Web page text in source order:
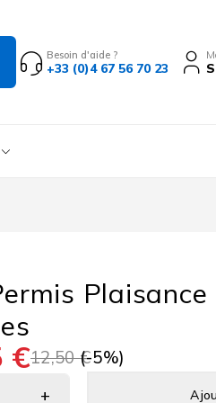
Besoin d'aide ?
+33 (0)4 67 56 70 23
12,50€
€ (-5%)